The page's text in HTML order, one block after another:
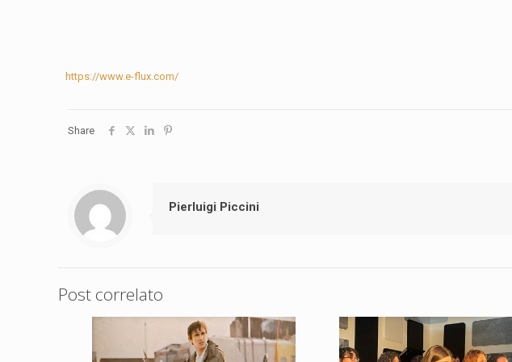
https://www.e-flux.com/
Share
Pierluigi Piccini
Post correlato